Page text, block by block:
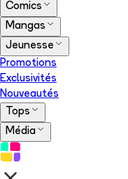
Comics
Mangas
Jeunesse
Promotions
Exclusivités
Nouveautés
Tops
Média